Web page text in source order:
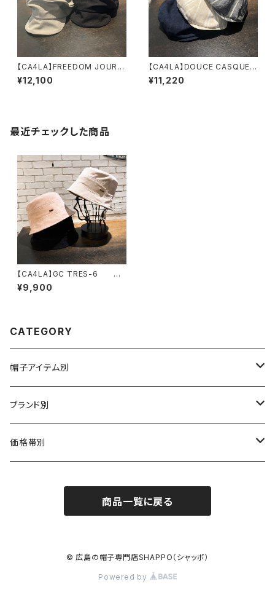
【CA4LA】FREEDOM JOURN
EY REPL 2 キャスケッ
ト DOU02098
¥12,100
【CA4LA】DOUCE CASQUET
TE キャスケット ハンチ
ング COH00031
¥11,220
最近チェックした商品
【CA4LA】GC TRES-6
¥9,900
CATEGORY
帽子アイテム別
ハット
布帛（布・ニット・レザー等）
キャスケット
ブランド別
CA4LA / カシラ
La Maison de Lyllis / ラメゾンドリリス
MIGHTY SHINE / マイティシャイン
価格帯別
5,501〜11,000円
11,001円～15,000円
商品一覧に戻る
© 広島の帽子専門店SHAPPO（シャッポ）
Powered by